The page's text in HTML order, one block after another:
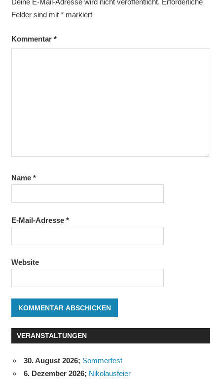
Deine E-Mail-Adresse wird nicht veröffentlicht. Erforderliche
Felder sind mit *markiert
Kommentar *
Name *
E-Mail-Adresse *
Website
VERANSTALTUNGEN
30. August 2026; Sommerfest
6. Dezember 2026; Nikolausfeier